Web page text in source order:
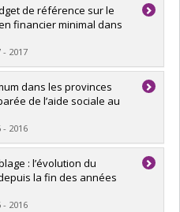
de référence sur le
financier minimal dans
2017
Fanniedans les provinces
de l’aide sociale au
2016
: l’évolution du
la fin des années
2016